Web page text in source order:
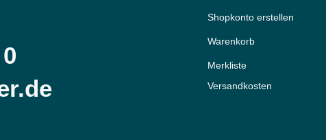
Shopkonto erstellen
Warenkorb
Merkliste
Versandkosten